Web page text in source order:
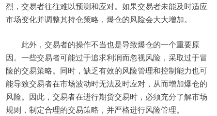
烈，交易者往往难以预测和应对。如果交易者未能及时适应
市场变化并调整其持仓策略，爆仓的风险会大大增加。
此外，交易者的操作不当也是导致爆仓的一个重要原
因。一些交易者可能过于追求利润而忽视风险，采取过于冒
险的交易策略。同时，缺乏有效的风险管理和控制能力也可
能导致交易者在市场波动时无法及时应对，从而增加爆仓的
风险。因此，交易者在进行期货交易时，必须充分了解市场
规则，制定合理的交易策略，并严格进行风险管理。